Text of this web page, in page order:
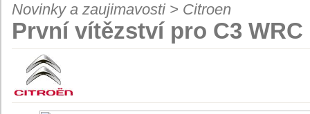
Novinky a zaujimavosti > Citroen
První vítězství pro C3 WRC